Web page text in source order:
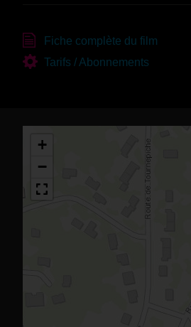
Fiche complète du film
Tarifs / Abonnements
+
−